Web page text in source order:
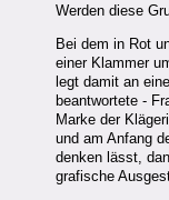
Werden diese
Bei dem in Rot
einer Klammer
legt damit an
beantwortete -
Marke der
und am Anfang
denken lässt,
grafische